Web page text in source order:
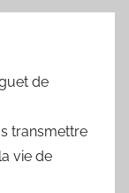
de
transmettre
vie de